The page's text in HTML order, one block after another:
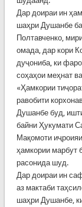
Дар доираи ин
шаҳри Душанбе
Полтавченко,
омада, дар кори
дуҷониба, ки
соҳаҳои меҳнат
«Ҳамкории
равобити
Душанбе буд,
байни Ҳукумати
Мақомоти
ҳамкории марбут
расонида шуд.
Дар доираи ин
аз мактаби
шаҳри Душанбе,